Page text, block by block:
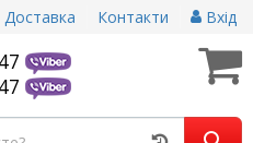
Доставка Контакти Вхід